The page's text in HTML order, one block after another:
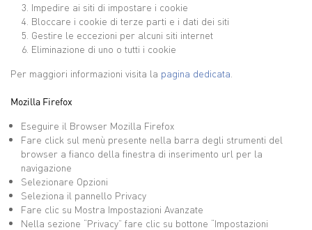
Impedire ai siti di impostare i cookie
Bloccare i cookie di terze parti e i dati dei siti
Gestire le eccezioni per alcuni siti internet
Eliminazione di uno o tutti i cookie
Per maggiori informazioni visita la pagina dedicata
Mozilla Firefox
Eseguire il Browser Mozilla Firefox
Fare click sul menù presente nella barra degli strumenti del
browser a fianco della finestra di inserimento url per la
navigazione
Selezionare Opzioni
Seleziona il pannello Privacy
Fare clic su Mostra Impostazioni Avanzate
Nella sezione “Privacy” fare clic su bottone “Impostazioni